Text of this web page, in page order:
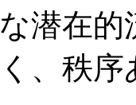
な潜在的
く、秩